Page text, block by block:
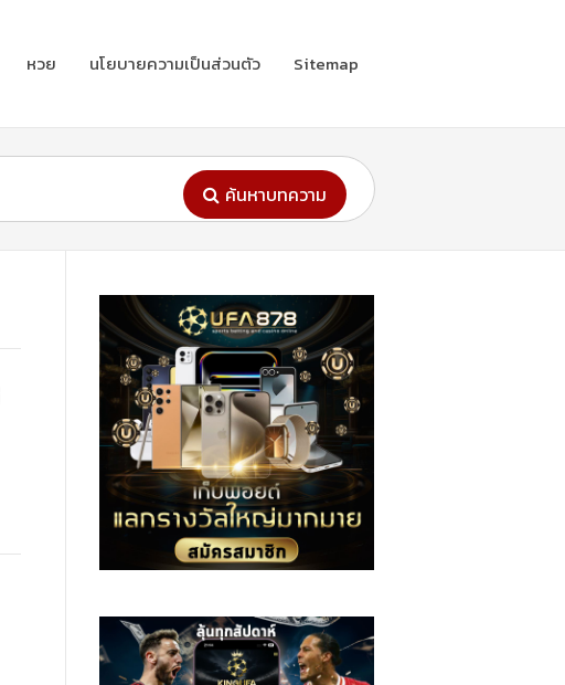
หวย นโยบายความเป็นส่วนตัว Sitemap
ค้นหาบทความ